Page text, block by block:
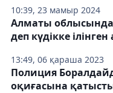
10:39, 23 мамыр 2024
13:49, 06 қараша 2023
Алматы
деп күдікке
Полиция
оқиғасына қатысты